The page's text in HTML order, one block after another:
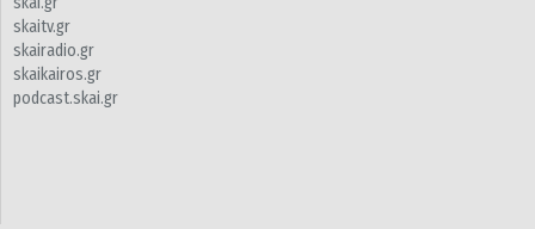
skaitv.gr
skairadio.gr
skaikairos.gr
podcast.skai.gr